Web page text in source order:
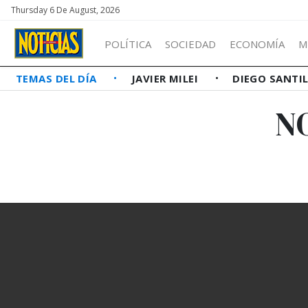
Thursday 6 De August, 2026
POLÍTICA SOCIEDAD ECONOMÍA
TEMAS DEL DÍA JAVIER MILEI DIEGO